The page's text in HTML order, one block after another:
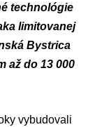
technológie
limitovanej
Bystrica
až do 13 000
vybudovali